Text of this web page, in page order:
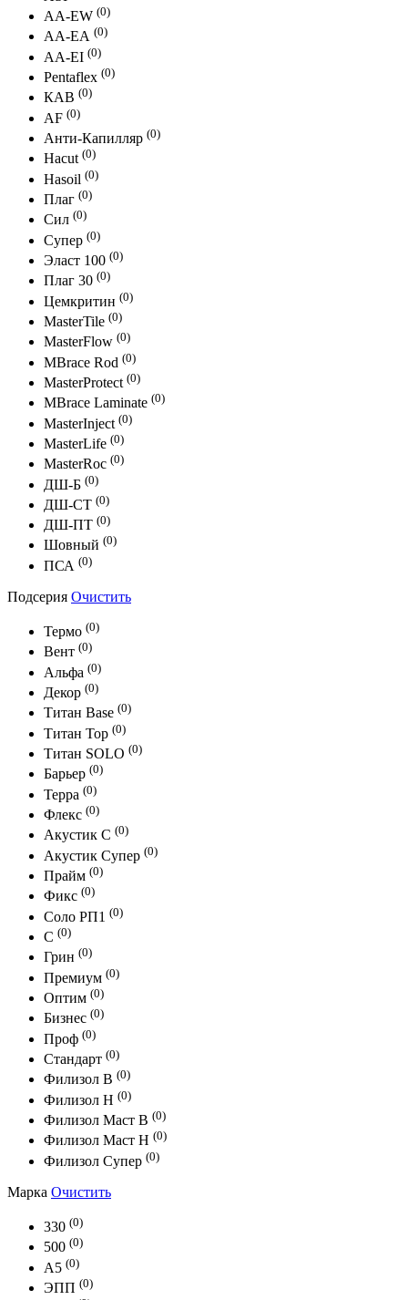
АА-EW (0)
АА-ЕА (0)
АА-EI (0)
Pentaflex (0)
КАВ (0)
AF (0)
Анти-Капилляр (0)
Hacut (0)
Hasoil (0)
Плаг (0)
Сил (0)
Супер (0)
Эласт 100 (0)
Плаг 30 (0)
Цемкритин (0)
MasterTile (0)
MasterFlow (0)
MBrace Rod (0)
MasterProtect (0)
MBrace Laminate (0)
MasterInject (0)
MasterLife (0)
MasterRoc (0)
ДШ-Б (0)
ДШ-СТ (0)
ДШ-ПТ (0)
Шовный (0)
ПСА (0)
Подсерия Очистить
Термо (0)
Вент (0)
Альфа (0)
Декор (0)
Титан Base (0)
Титан Top (0)
Титан SOLO (0)
Барьер (0)
Терра (0)
Флекс (0)
Акустик С (0)
Акустик Супер (0)
Прайм (0)
Фикс (0)
Соло РП1 (0)
С (0)
Грин (0)
Премиум (0)
Оптим (0)
Бизнес (0)
Проф (0)
Стандарт (0)
Филизол В (0)
Филизол Н (0)
Филизол Маст В (0)
Филизол Маст Н (0)
Филизол Супер (0)
Марка Очистить
330 (0)
500 (0)
A5 (0)
ЭПП (0)